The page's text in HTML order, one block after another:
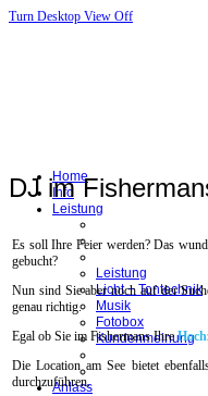
Turn Desktop View Off
Home
Info
Leistung
Leistung
Licht + Tontechnik
Musik
Fotobox
Kundenmeinung
Anlass
DJ im
Es soll Ihre Feier werden? Das
gebucht?
Nun sind Sie aber noch auf der
genau richtig.
Egal ob Sie im Fishermans Ihre
Die Location am See bietet
durchzuführen.